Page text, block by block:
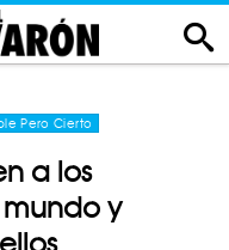
Pero Cierto
a los
y